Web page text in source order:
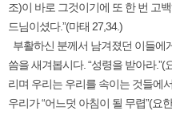
조)이 바로 그것이기에 또 한 번 고
드님이셨다.”(마태 27,34.)
부활하신 분께서 남겨졌던 이들에
씀을 새겨봅시다. “성령을 받아라
리며 우리는 우리를 속이는 것들에
우리가 “어느덧 아침이 될 무렵”(요